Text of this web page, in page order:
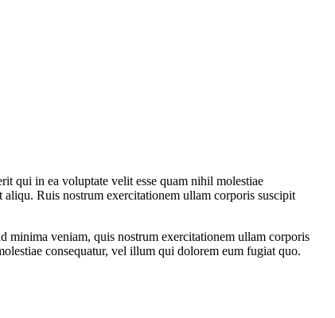
qui in ea voluptate velit esse quam nihil molestiae
Ruis nostrum exercitationem ullam corporis suscipit
minima veniam, quis nostrum exercitationem ullam corporis
consequatur, vel illum qui dolorem eum fugiat quo.